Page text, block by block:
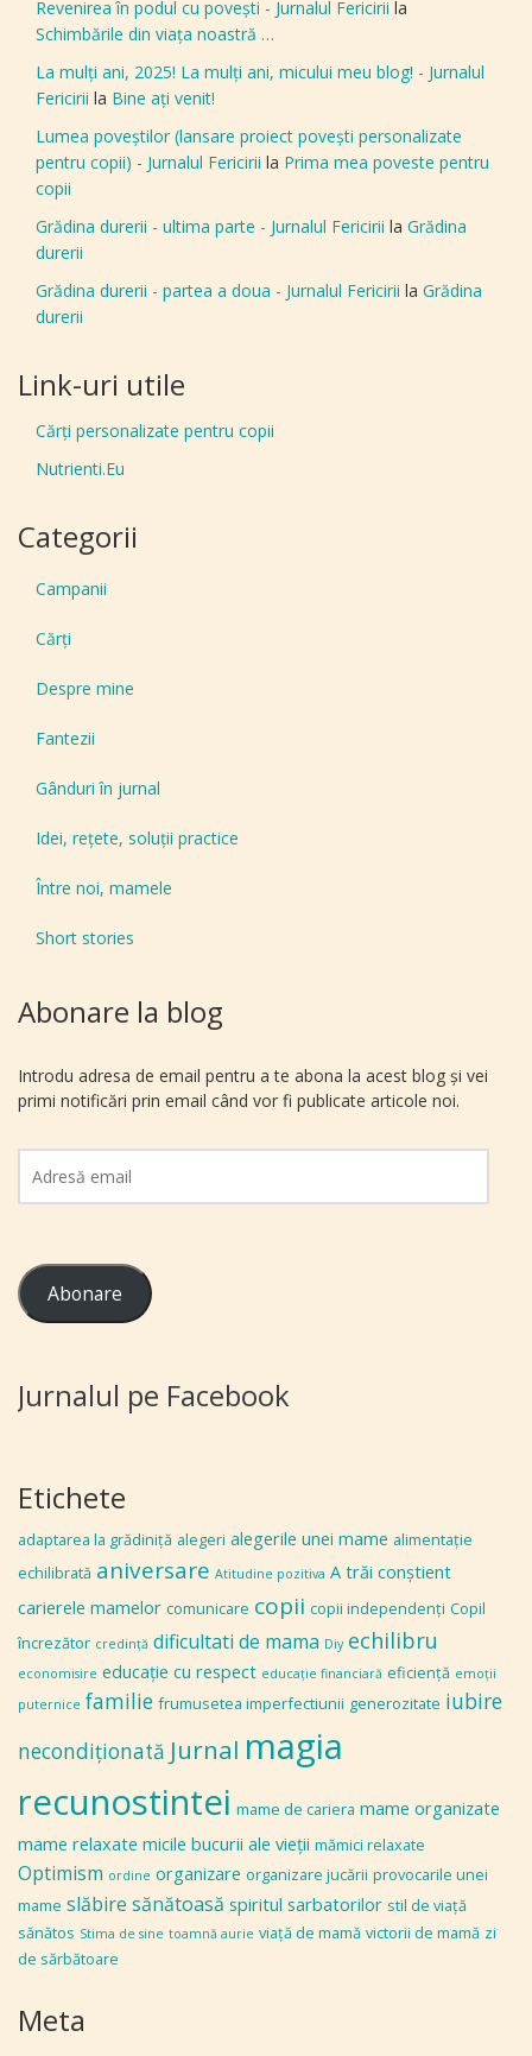
Revenirea în podul cu povești - Jurnalul Fericirii la
Schimbările din viața noastră …
La mulți ani, 2025! La mulți ani, micului meu blog! - Jurnalul
Fericirii la Bine aţi venit!
Lumea poveștilor (lansare proiect povești personalizate
pentru copii) - Jurnalul Fericirii la Prima mea poveste pentru
copii
Grădina durerii - ultima parte - Jurnalul Fericirii la Grădina
durerii
Grădina durerii - partea a doua - Jurnalul Fericirii la Grădina
durerii
Link-uri utile
Cărți personalizate pentru copii
Nutrienti.Eu
Categorii
Campanii
Cărți
Despre mine
Fantezii
Gânduri în jurnal
Idei, reţete, soluţii practice
Între noi, mamele
Short stories
Abonare la blog
Introdu adresa de email pentru a te abona la acest blog și vei
primi notificări prin email când vor fi publicate articole noi.
email
Abonare
Jurnalul pe Facebook
Etichete
adaptarea la grădiniţă alegeri alegerile unei mame alimentaţie
echilibrată aniversare Atitudine pozitiva A trăi conștient
carierele mamelor comunicare copii copii independenţi Copil
încrezător credinţă dificultati de mama Diy echilibru
economisire educaţie cu respect educaţie financiară eficiență emoţii
puternice familie frumusetea imperfectiunii generozitate iubire
necondiţionată Jurnal magia
recunostintei mame de cariera mame organizate
mame relaxate micile bucurii ale vieţii mămici relaxate
Optimism ordine organizare organizare jucării provocarile unei
mame slăbire sănătoasă spiritul sarbatorilor stil de viaţă
sănătos Stima de sine toamnă aurie viaţă de mamă victorii de mamă zi
de sărbătoare
Meta